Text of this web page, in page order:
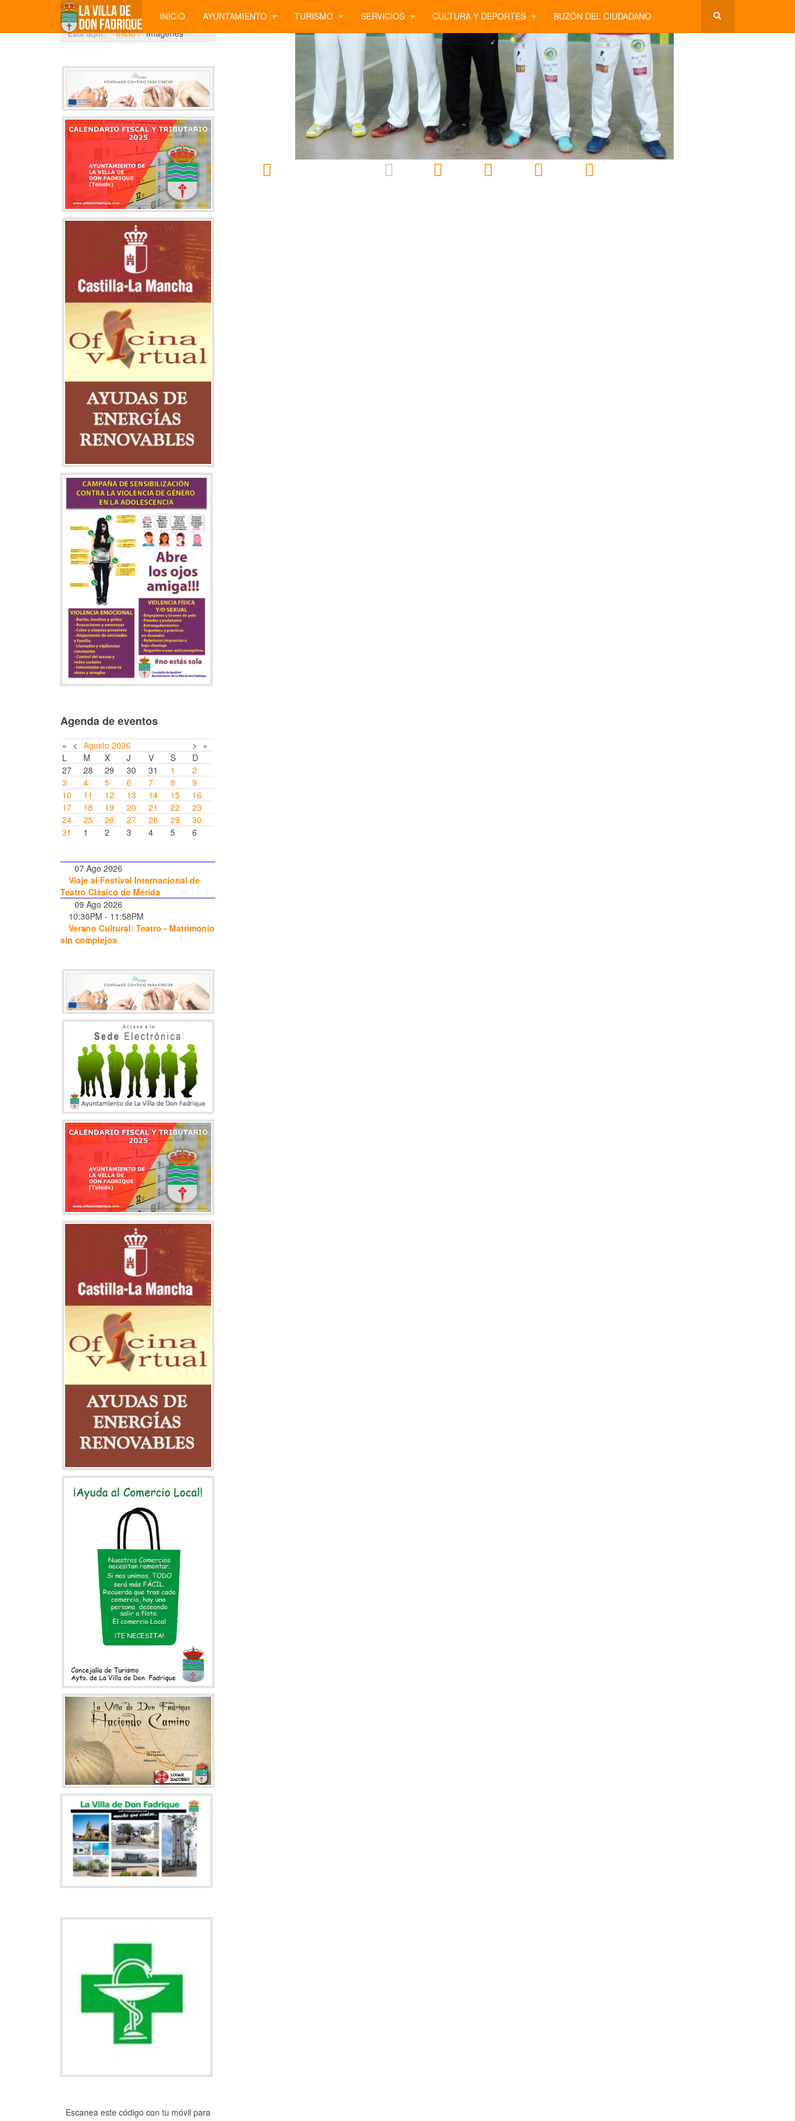
INICIO AYUNTAMIENTO TURISMO SERVICIOS CULTURA Y DEPORTES
BUZÓN DEL CIUDADANO
Está aquí: Inicio Imágenes
Agenda de eventos
« < Agosto 2026 > »
L
M X J V S
D
27
28 29 30 31 1
2
3
4 5 6 7 8
9
10
11 12 13 14 15
16
17
18 19 20 21 22
23
24
25 26 27 28 29
30
31
1 2 3 4 5 6
07 Ago 2026
Viaje al Festival Internacional de
Teatro Clásico de Mérida
09 Ago 2026
10:30PM - 11:58PM
Verano Cultural: Teatro - Matrimonio
sin complejos
Escanea este código con tu móvil para